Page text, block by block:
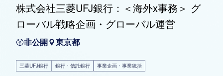
株式会社三菱UFJ銀行：＜海外x事務＞ グ
ローバル戦略企画・グローバル運営
非公開 東京都
三菱UFJ銀行 銀行・信託銀行 事業企画・事業統括